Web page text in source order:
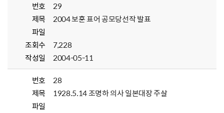
번호
29
제목
2004 보훈 표어 공모당선작 발표
파일
조회수
7,228
작성일
2004-05-11
번호
28
제목
1928.5.14 조명하 의사 일본대장 주살
파일